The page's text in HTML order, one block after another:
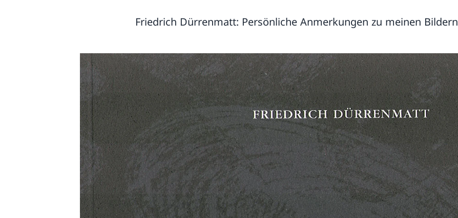
Friedrich Dürrenmatt: Persönliche Anmerkungen zu meinen